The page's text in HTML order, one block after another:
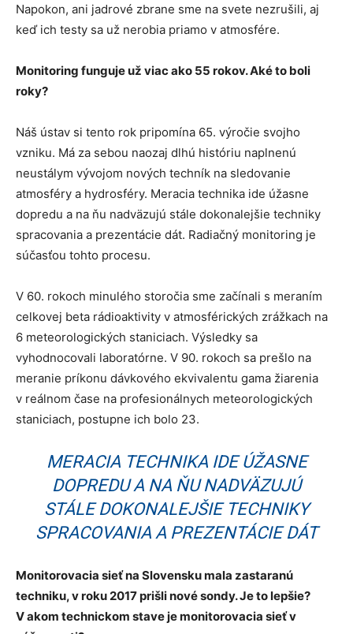
Napokon, ani jadrové zbrane sme na svete nezrušili, aj
keď ich testy sa už nerobia priamo v atmosfére.
Monitoring funguje už viac ako 55 rokov. Aké to boli
roky?
Náš ústav si tento rok pripomína 65. výročie svojho
vzniku. Má za sebou naozaj dlhú históriu naplnenú
neustálym vývojom nových techník na sledovanie
atmosféry a hydrosféry. Meracia technika ide úžasne
dopredu a na ňu nadväzujú stále dokonalejšie techniky
spracovania a prezentácie dát. Radiačný monitoring je
súčasťou tohto procesu.
V 60. rokoch minulého storočia sme začínali s meraním
celkovej beta rádioaktivity v atmosférických zrážkach na
6 meteorologických staniciach. Výsledky sa
vyhodnocovali laboratórne. V 90. rokoch sa prešlo na
meranie príkonu dávkového ekvivalentu gama žiarenia
v reálnom čase na profesionálnych meteorologických
staniciach, postupne ich bolo 23.
MERACIA TECHNIKA IDE ÚŽASNE
DOPREDU A NA ŇU NADVÄZUJÚ
STÁLE DOKONALEJŠIE TECHNIKY
SPRACOVANIA A PREZENTÁCIE DÁT
Monitorovacia sieť na Slovensku mala zastaranú
techniku, v roku 2017 prišli nové sondy. Je to lepšie?
V akom technickom stave je monitorovacia sieť v